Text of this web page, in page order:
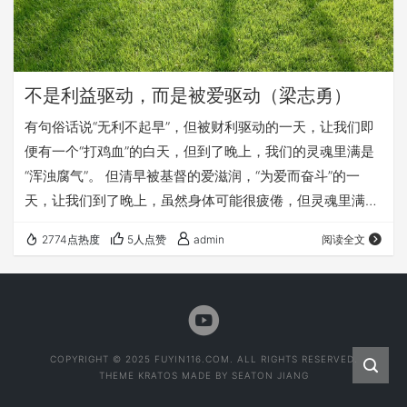
不是利益驱动，而是被爱驱动（梁志勇）
有句俗话说“无利不起早”，但被财利驱动的一天，让我们即
便有一个“打鸡血”的白天，但到了晚上，我们的灵魂里满是
“浑浊腐气”。 但清早被基督的爱滋润，“为爱而奋斗”的一
天，让我们到了晚上，虽然身体可能很疲倦，但灵魂里满是
生活： 《爱，我愿意》 作词作曲：洪启元、游智婷 十字架
上的光芒 温柔又慈祥 带着主爱的力量 向着我照亮 我的心不
意降服 我愿意降服 在你爱的怀抱中 我愿意降服 你是我的主
2774点热度 5人点赞 admin 阅读全文
COPYRIGHT © 2025 FUYIN116.COM. ALL RIGHTS RESERVED.
THEME KRATOS MADE BY SEATON JIANG